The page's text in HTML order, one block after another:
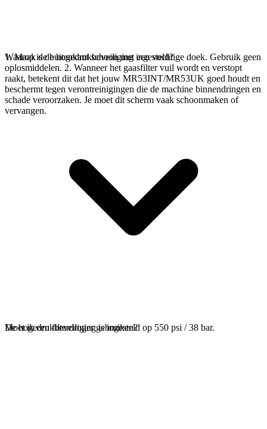
1. Maak de buitenkant schoon met een vochtige doek. Gebruik geen
oplosmiddelen. 2. Wanneer het gaasfilter vuil wordt en verstopt
raakt, betekent dit dat het jouw MR53INT/MR53UK goed houdt en
beschermt tegen verontreinigingen die de machine binnendringen en
schade veroorzaken. Je moet dit scherm vaak schoonmaken of
vervangen.
Waarop is de hogedrukbeveiliging ingesteld?
De hogedrukbeveiliging is ingesteld op 550 psi / 38 bar.
Moet ik een filterdroger gebruiken?